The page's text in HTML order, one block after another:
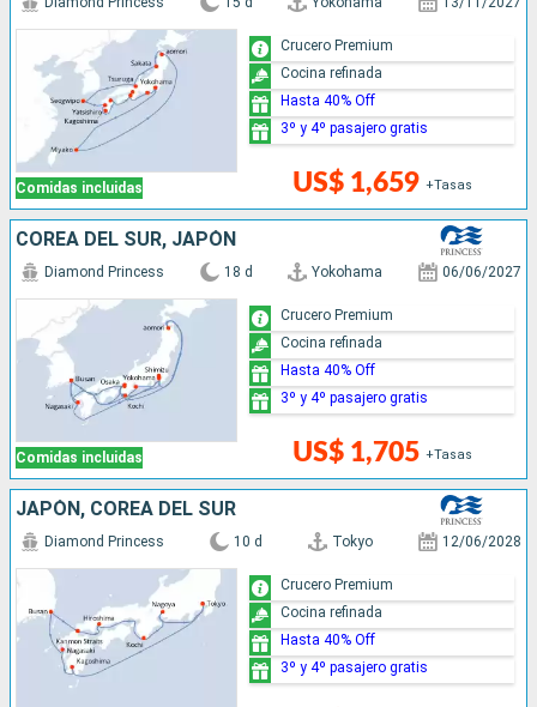
Comidas incluidas US$ 1,659 +Tasas
Crucero Premium
Cocina refinada
Hasta 40% Off
3º y 4º pasajero gratis
COREA DEL SUR, JAPÓN
Comidas incluidas
Diamond Princess 18 d Yokohama 06/06/2027
US$ 1,705 +Tasas
Crucero Premium
Cocina refinada
Hasta 40% Off
3º y 4º pasajero gratis
JAPÓN, COREA DEL SUR
Diamond Princess 10 d Tokyo 12/06/2028
Crucero Premium
Cocina refinada
Hasta 40% Off
3º y 4º pasajero gratis